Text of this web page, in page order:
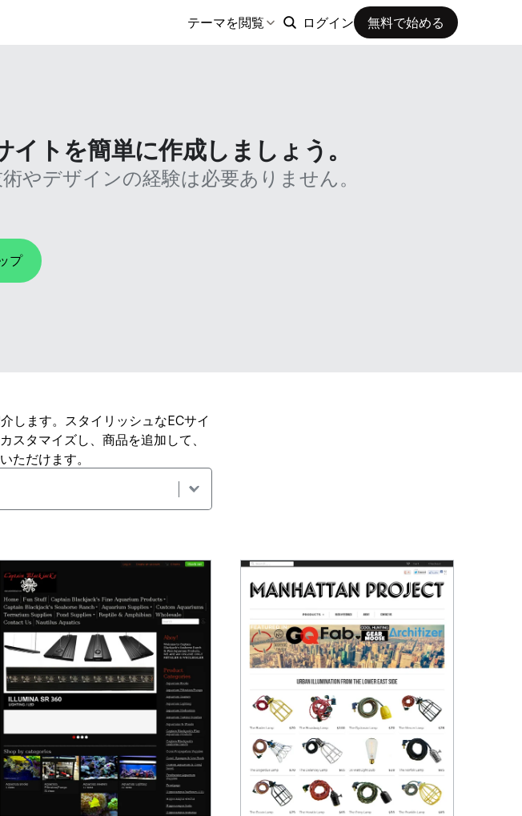
テーマを閲覧 ログイン 無料で始める
トを簡単に作成しましょう。
やデザインの経験は必要ありません。
プ
します。スタイリッシュなECサイ
スタマイズし、商品を追加して、
ただけます。